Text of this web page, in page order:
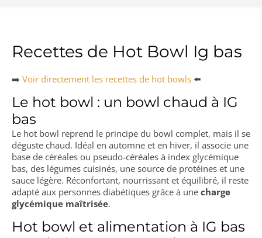
Recettes de Hot Bowl Ig bas
➡️ Voir directement les recettes de hot bowls ⬅️
Le hot bowl : un bowl chaud à IG
bas
Le hot bowl reprend le principe du bowl complet, mais il se
déguste chaud. Idéal en automne et en hiver, il associe une
base de céréales ou pseudo-céréales à index glycémique
bas, des légumes cuisinés, une source de protéines et une
sauce légère. Réconfortant, nourrissant et équilibré, il reste
adapté aux personnes diabétiques grâce à une charge
glycémique maîtrisée.
Hot bowl et alimentation à IG bas